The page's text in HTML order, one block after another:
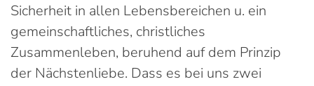
Sicherheit in allen Lebensbereichen u. ein
gemeinschaftliches, christliches
Zusammenleben, beruhend auf dem Prinzip
der Nächstenliebe. Dass es bei uns zwei